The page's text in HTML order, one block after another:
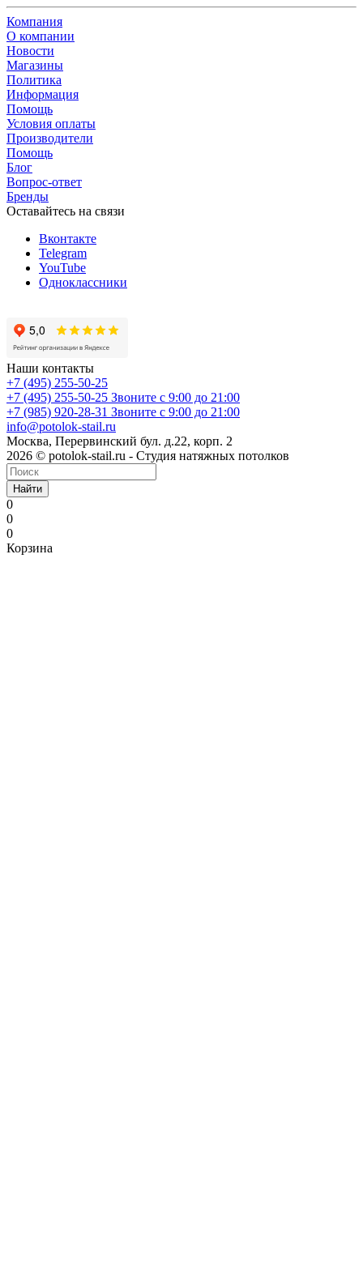
Компания
О компании
Новости
Магазины
Политика
Информация
Помощь
Условия оплаты
Производители
Помощь
Блог
Вопрос-ответ
Бренды
Оставайтесь на связи
Вконтакте
Telegram
YouTube
Одноклассники
Наши контакты
+7 (495) 255-50-25
+7 (495) 255-50-25 Звоните с 9:00 до 21:00
+7 (985) 920-28-31 Звоните с 9:00 до 21:00
info@potolok-stail.ru
Москва, Перервинский бул. д.22, корп. 2
2026 © potolok-stail.ru - Студия натяжных потолков
Найти
0
0
0
Корзина